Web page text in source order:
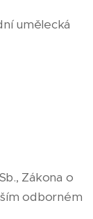
umělecká
Zákona o
odborném